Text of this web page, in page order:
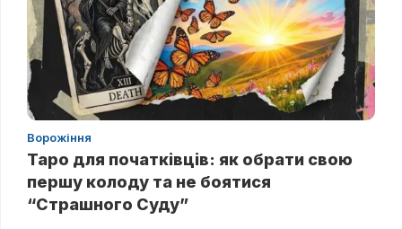
Ворожіння
Таро для початківців: як обрати свою
першу колоду та не боятися
“Страшного Суду”